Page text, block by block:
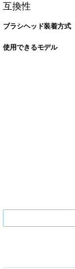
互換性
ブラシヘッド装着方式
使用できるモデル